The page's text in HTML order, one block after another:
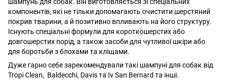
компонентів, які не тільки допомагають очистити шерстяний
покрив тварини, а й позитивно впливають на його структуру.
Існують спеціальні формули для короткошерстих або
довгошерстих порід, а також засоби для чутливої шкіри або
для боротьби з блохами та кліщами.
Дуже гарно себе зарекомендували такі шампуні для собак від
Tropi Clean, Baldecchi, Davis та Iv San Bernard та інші.